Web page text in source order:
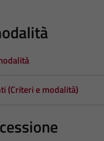
(Criteri e modalità)